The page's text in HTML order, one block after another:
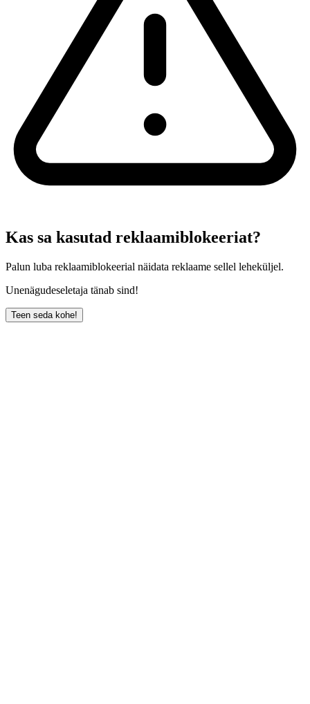
Kas sa kasutad reklaamiblokeeriat?
Palun luba reklaamiblokeerial näidata reklaame sellel leheküljel.
Unenägudeseletaja tänab sind!
Teen seda kohe!